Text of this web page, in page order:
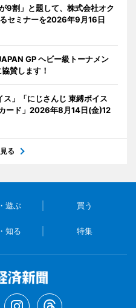
9割」と題して、株式会社オク
セミナーを2026年9月16日
GP ヘビー級トーナメン
賛します！
ス」「にじさんじ 束縛ボイス
ード」2026年8月14日(金)12
る
遊ぶ 買う
知る 特集